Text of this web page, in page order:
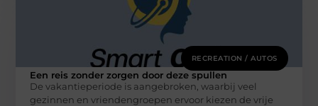
RECREATION / AUTOS
Een reis zonder zorgen door deze spullen
De vakantieperiode is aangebroken, waarbij veel
gezinnen en vriendengroepen ervoor kiezen de vrije